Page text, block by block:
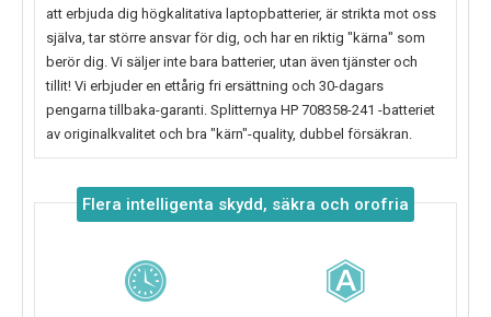
att erbjuda dig högkalitativa laptopbatterier, är strikta mot oss
själva, tar större ansvar för dig, och har en riktig "kärna" som
berör dig. Vi säljer inte bara batterier, utan även tjänster och
tillit! Vi erbjuder en ettårig fri ersättning och 30-dagars
pengarna tillbaka-garanti. Splitternya HP 708358-241 -batteriet
av originalkvalitet och bra "kärn"-quality, dubbel försäkran.
Flera intelligenta skydd, säkra och orofria